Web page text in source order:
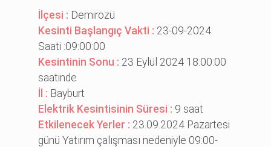
İlçesi : Demirözü
Kesinti Başlangıç Vakti : 23-09-2024
Saati :09:00:00
Kesintinin Sonu : 23 Eylül 2024 18:00:00
saatinde
İl : Bayburt
Elektrik Kesintisinin Süresi : 9 saat
Etkilenecek Yerler : 23.09.2024 Pazartesi
günü Yatırım çalışması nedeniyle 09:00-